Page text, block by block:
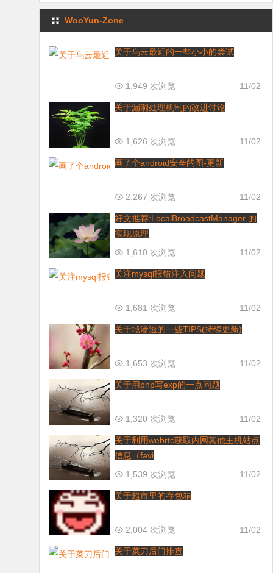
WooYun-Zone
关于乌云最近的一些小小的尝试
11/02
1,949 次浏览
关于漏洞处理机制的改进讨论
11/02
1,626 次浏览
画了个android安全的图-更新
11/02
2,267 次浏览
好文推荐:LocalBroadcastManager 的
实现原理
11/02
1,610 次浏览
关注mysql报错注入问题
11/02
1,681 次浏览
关于域渗透的一些TIPS(持续更新)
11/02
1,653 次浏览
关于用php写exp的一点问题
11/02
1,320 次浏览
关于利用webrtc获取内网其他主机站点
信息（favi
11/02
1,539 次浏览
关于超市里的存包箱
11/02
2,004 次浏览
关于菜刀后门排查